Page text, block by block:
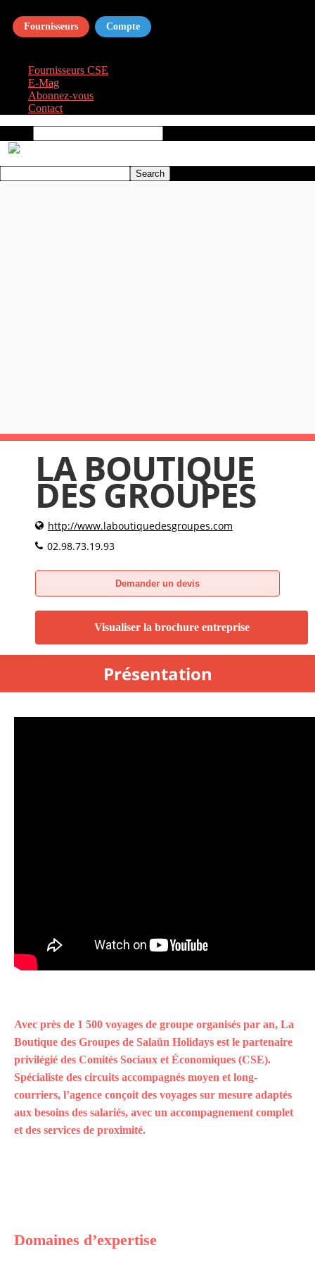
Fournisseurs Compte
Fournisseurs CSE
E‑Mag
Abonnez‑vous
Contact
LA BOUTIQUE
DES GROUPES
http://www.laboutiquedesgroupes.com
02.98.73.19.93
Demander un devis
Visualiser la brochure entreprise
Présentation
Avec près de 1 500 voyages de groupe organisés par an, La
Boutique des Groupes de Salaün Holidays est le partenaire
privilégié des Comités Sociaux et Économiques (CSE).
Spécialiste des circuits accompagnés moyen et long-
courriers, l’agence conçoit des voyages sur mesure adaptés
aux besoins des salariés, avec un accompagnement complet
et des services de proximité.
Domaines d’expertise